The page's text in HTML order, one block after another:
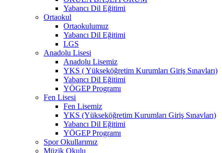
Yabancı Dil Eğitimi
Ortaokul
Ortaokulumuz
Yabancı Dil Eğitimi
LGS
Anadolu Lisesi
Anadolu Lisemiz
YKS ( Yükseköğretim Kurumları Giriş Sınavları)
Yabancı Dil Eğitimi
YÖGEP Programı
Fen Lisesi
Fen Lisemiz
YKS (Yükseköğretim Kurumları Giriş Sınavları)
Yabancı Dil Eğitimi
YÖGEP Programı
Spor Okullarımız
Müzik Okulu